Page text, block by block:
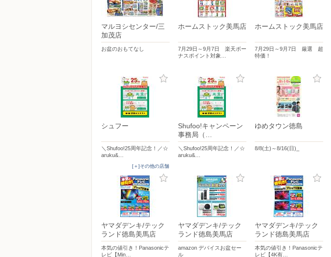
マルヨシセンター/三
加茂店
お盆のおもてなし
ホームストック美馬店
7月29日～9月7日 楽天ボー
ナスポイント対象…
ホームストック美馬店
7月29日～9月7日 厳選 超
特価！
シュフー
＼Shufoo!25周年記念！／☆
aruku&…
[＋]その他の店舗
Shufoo!キャンペーン
事務局（…
＼Shufoo!25周年記念！／☆
aruku&…
ゆめタウン徳島
8/8(土)～8/16(日)_
ヤマダデンキ/テック
ランド徳島美馬店
本気の値引き！Panasonicテ
レビ【Min…
ヤマダデンキ/テック
ランド徳島美馬店
amazon デバイスお盆セー
ル
ヤマダデンキ/テック
ランド徳島美馬店
本気の値引き！Panasonicテ
レビ【4K有…